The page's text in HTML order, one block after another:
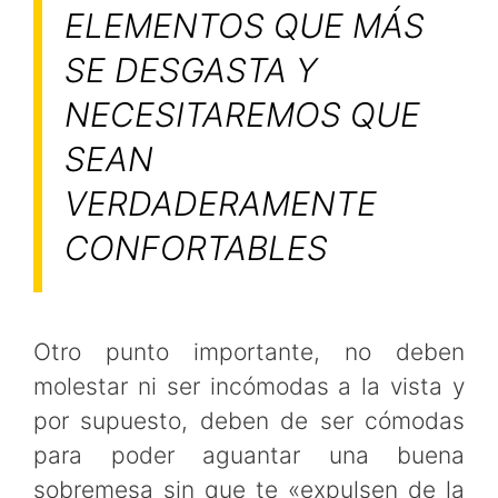
ELEMENTOS QUE MÁS
SE DESGASTA Y
NECESITAREMOS QUE
SEAN
VERDADERAMENTE
CONFORTABLES
Otro punto importante, no deben
molestar ni ser incómodas a la vista y
por supuesto, deben de ser cómodas
para poder aguantar una buena
sobremesa sin que te «expulsen de la